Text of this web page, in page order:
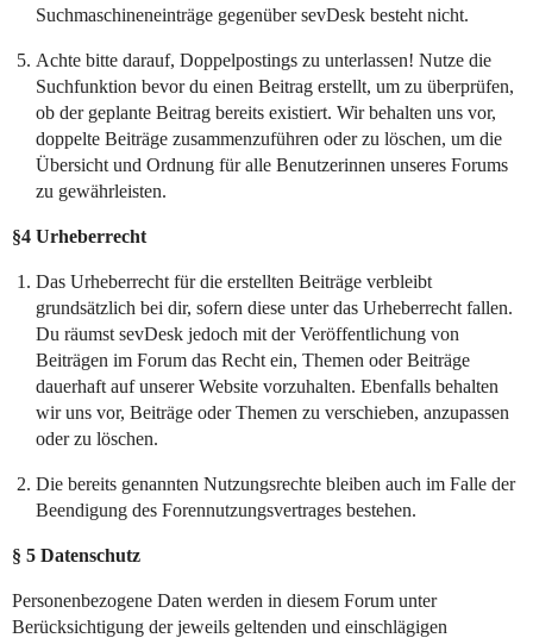
Suchmaschineneinträge gegenüber sevDesk besteht nicht.
Achte bitte darauf, Doppelpostings zu unterlassen! Nutze die
Suchfunktion bevor du einen Beitrag erstellt, um zu überprüfen,
ob der geplante Beitrag bereits existiert. Wir behalten uns vor,
doppelte Beiträge zusammenzuführen oder zu löschen, um die
Übersicht und Ordnung für alle Benutzerinnen unseres Forums
zu gewährleisten.
§4 Urheberrecht
Das Urheberrecht für die erstellten Beiträge verbleibt
grundsätzlich bei dir, sofern diese unter das Urheberrecht fallen.
Du räumst sevDesk jedoch mit der Veröffentlichung von
Beiträgen im Forum das Recht ein, Themen oder Beiträge
dauerhaft auf unserer Website vorzuhalten. Ebenfalls behalten
wir uns vor, Beiträge oder Themen zu verschieben, anzupassen
oder zu löschen.
Die bereits genannten Nutzungsrechte bleiben auch im Falle der
Beendigung des Forennutzungsvertrages bestehen.
§ 5 Datenschutz
Personenbezogene Daten werden in diesem Forum unter
Berücksichtigung der jeweils geltenden und einschlägigen